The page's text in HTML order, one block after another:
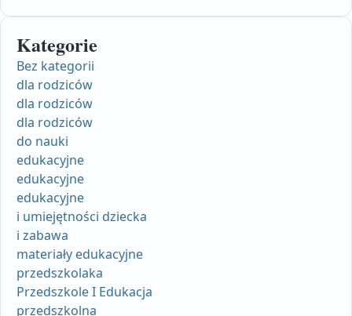
Kategorie
Bez kategorii
dla rodziców
dla rodziców
dla rodziców
do nauki
edukacyjne
edukacyjne
edukacyjne
i umiejętności dziecka
i zabawa
materiały edukacyjne
przedszkolaka
Przedszkole I Edukacja
przedszkolna